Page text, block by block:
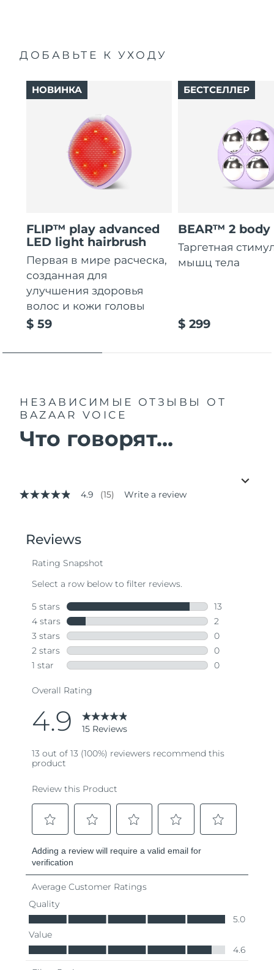
ДОБАВЬТЕ К УХОДУ
FLIP™ play advanced
LED light hairbrush
Первая в мире расческа,
созданная для
улучшения здоровья
волос и кожи головы
$ 59
НОВИНКА
BEAR™ 2 body
Таргетная
мышц тела
$ 299
БЕСТСЕЛЛЕР
НЕЗАВИСИМЫЕ ОТЗЫВЫ
ОТ
BAZAAR VOICE
Что говорят...
4.9
stars,
average
value.
Same
page
link.
4.9 (15) Write a review